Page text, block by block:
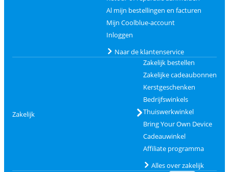
Al mijn bestellingen en facturen
Mijn Coolblue-account
Inloggen
Naar de klantenservice
Zakelijk
Zakelijk bestellen
Zakelijke cadeaubonnen
Kerstgeschenken
Bedrijfswinkels
Thuiswerkwinkel
Bring Your Own Device
Cadeauwinkel
Affiliate programma
Alles over zakelijk